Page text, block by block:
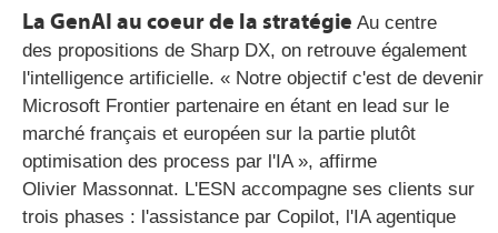
La GenAI au coeur de la stratégie Au centre
des propositions de Sharp DX, on retrouve également
l'intelligence artificielle. « Notre objectif c'est de devenir
Microsoft Frontier partenaire en étant en lead sur le
marché français et européen sur la partie plutôt
optimisation des process par l'IA », affirme
Olivier Massonnat. L'ESN accompagne ses clients sur
trois phases : l'assistance par Copilot, l'IA agentique